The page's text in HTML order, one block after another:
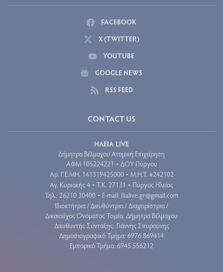
FACEBOOK
X (TWITTER)
YOUTUBE
GOOGLE NEWS
RSS FEED
CONTACT US
ΗΛΕΙΑ LIVE
Δήμητρα Βέλμαχου Ατομική Επιχείρηση
ΑΦΜ 105224221 • ΔΟΥ Πύργου
Aρ. Γ.Ε.ΜΗ. 141319425000 • Μ.Η.Τ. #242102
Αγ. Κυριακής 4 • Τ.Κ. 27131 • Πύργος Ηλείας
Τηλ.: 26210 30400 • E-mail: ilialive.gr@gmail.com
Ιδιοκτήτρια / Διευθύντρια / Διαχειρίστρια /
Δικαιούχος Ονόματος Τομέα: Δήμητρα Βέλμαχου
Διευθυντής Σύνταξης: Γιάννης Σπυρούνης
Δημοσιογραφικό Τμήμα: 6976 869414
Εμπορικό Τμήμα: 6945 556212